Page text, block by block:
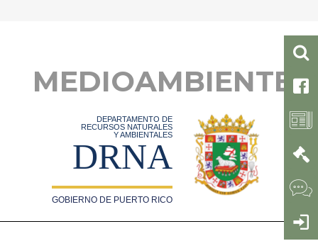
MEDIOAMBIENTE
DEPARTAMENTO DE
RECURSOS NATURALES
Y AMBIENTALES
DRNA
GOBIERNO DE PUERTO RICO